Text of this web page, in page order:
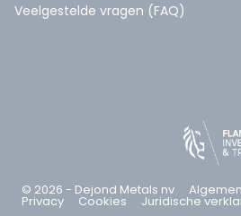
Veelgestelde vragen (FAQ)
© 2026 - Dejond Metals nv
Privacy Cookies Juridische